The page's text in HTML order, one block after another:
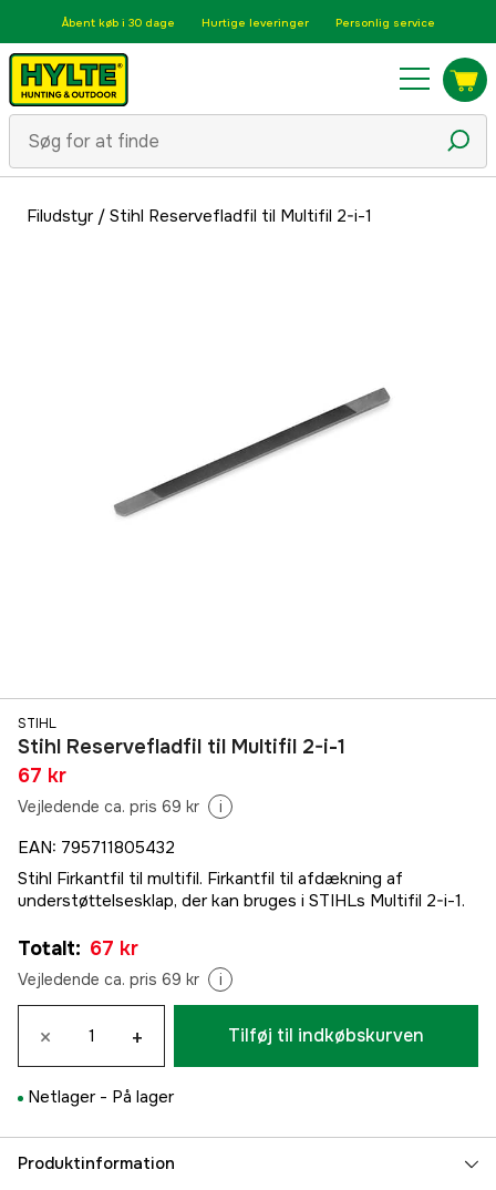
Åbent køb i 30 dage Hurtige leveringer Personlig service
Filudstyr/ Stihl Reservefladfil til Multifil 2-i-1
STIHL
Stihl Reservefladfil til Multifil 2-i-1
67 kr
Vejledende ca. pris 69 kr i
EAN: 795711805432
Stihl Firkantfil til multifil. Firkantfil til afdækning af
understøttelsesklap, der kan bruges i STIHLs Multifil 2-i-1.
Totalt: 67 kr
Vejledende ca. pris 69 kr i
× + Tilføj til indkøbskurven
Netlager - På lager
Produktinformation